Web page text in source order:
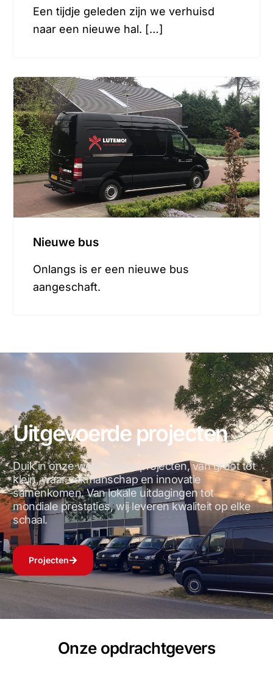
Een tijdje geleden zijn we verhuisd
naar een nieuwe hal. […]
Nieuwe bus
Onlangs is er een nieuwe bus
aangeschaft.
Uitgevoerde projecten
Duik in onze wereldwijde projecten, van groot tot
klein, waar vakmanschap en innovatie
samenkomen. Van lokale uitdagingen tot
mondiale prestaties, wij leveren kwaliteit op elke
schaal.
Projecten
Onze opdrachtgevers